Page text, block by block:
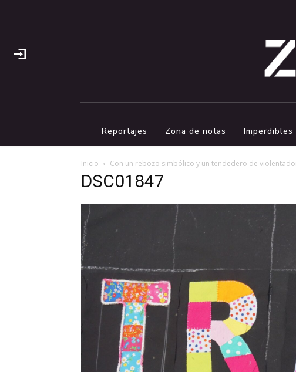
Reportajes Zona de notas Imperdibles
Inicio Con un rebozo simbólico y un tendedero de
DSC01847